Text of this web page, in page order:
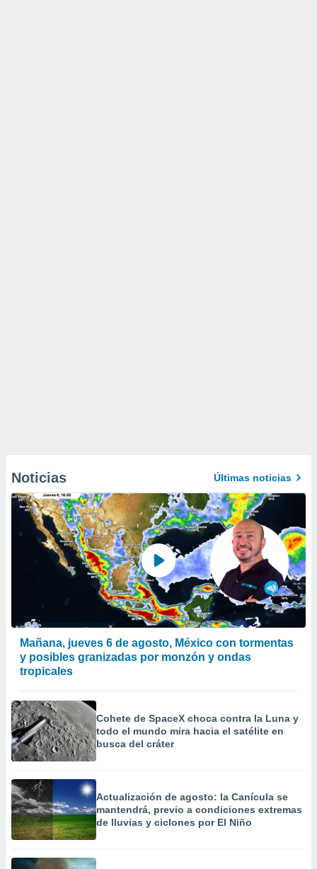
Noticias Últimas noticias
Mañana, jueves 6 de agosto, México con tormentas
y posibles granizadas por monzón y ondas
tropicales
Cohete de SpaceX choca contra la Luna y
todo el mundo mira hacia el satélite en
busca del cráter
Actualización de agosto: la Canícula se
mantendrá, previo a condiciones extremas
de lluvias y ciclones por El Niño